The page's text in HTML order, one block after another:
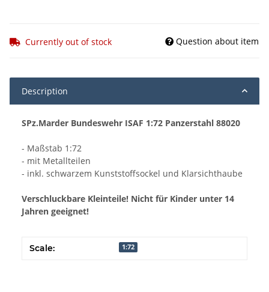
Currently out of stock Question about item
Description
SPz.Marder Bundeswehr ISAF 1:72 Panzerstahl 88020
- Maßstab 1:72
- mit Metallteilen
- inkl. schwarzem Kunststoffsockel und Klarsichthaube
Verschluckbare Kleinteile! Nicht für Kinder unter 14
Jahren geeignet!
Scale: 1:72